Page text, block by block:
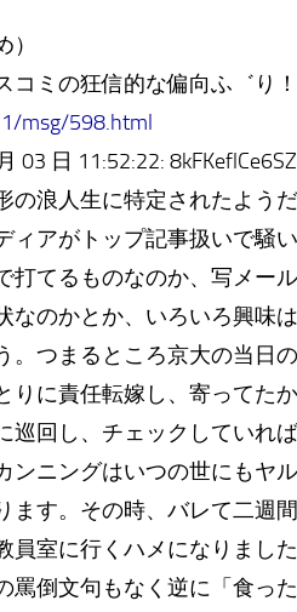
ミの狂信的な偏向ふ゛り！
msg/598.html
03 日 11:52:22:
浪人生に特定されたよう
ィアがトップ記事扱いで騒
打てるものなのか、写メー
のかとか、いろいろ興味
つまるところ京大の当日
りに責任転嫁し、寄ってた
巡回し、チェックしていれ
ンニングはいつの世にもヤ
ます。その時、バレて二週
員室に行くハメになりまし
罵倒文句もなく逆に「食っ